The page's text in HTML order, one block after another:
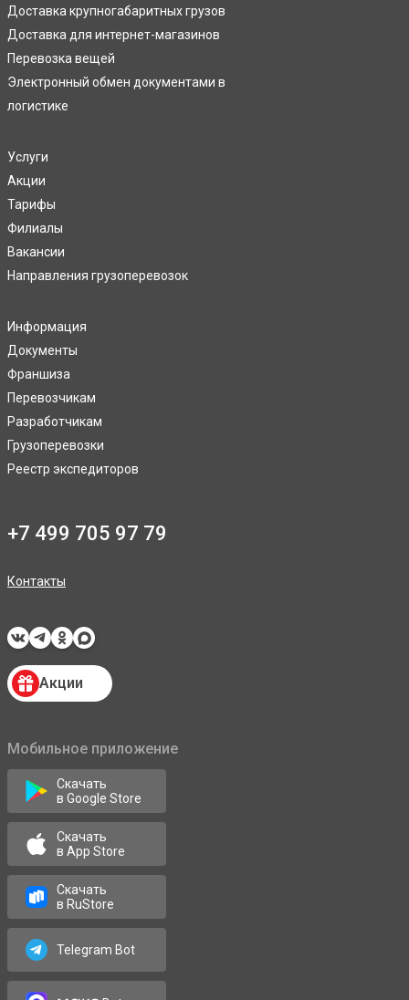
Доставка крупногабаритных грузов
Доставка для интернет-магазинов
Перевозка вещей
Электронный обмен документами в
логистике
Услуги
Акции
Тарифы
Филиалы
Вакансии
Направления грузоперевозок
Информация
Документы
Франшиза
Перевозчикам
Разработчикам
Грузоперевозки
Реестр экспедиторов
+7 499 705 97 79
Контакты
Акции
Мобильное приложение
Скачать
в Google Store
Скачать
в App Store
Скачать
в RuStore
Telegram Bot